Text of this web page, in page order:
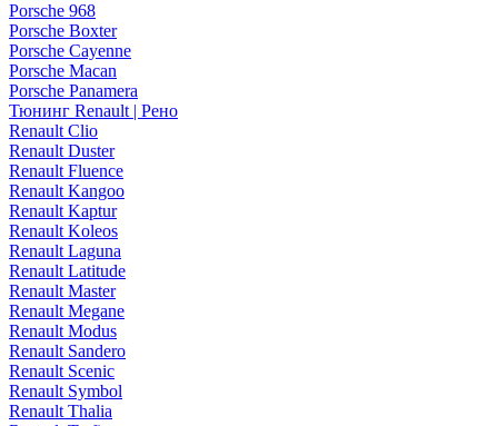
Porsche 968
Porsche Boxter
Porsche Cayenne
Porsche Macan
Porsche Panamera
Тюнинг Renault | Рено
Renault Clio
Renault Duster
Renault Fluence
Renault Kangoo
Renault Kaptur
Renault Koleos
Renault Laguna
Renault Latitude
Renault Master
Renault Megane
Renault Modus
Renault Sandero
Renault Scenic
Renault Symbol
Renault Thalia